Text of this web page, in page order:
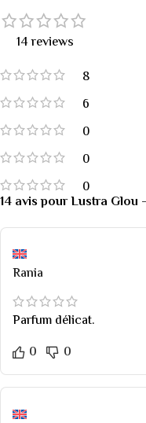
14 reviews
8
6
0
0
0
14 avis pourLustra Glou
Rania
Parfum délicat.
0
0